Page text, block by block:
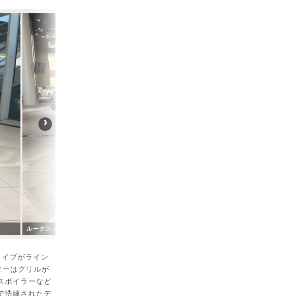
ルークス ハイウェイスター リア（旧型）
プがライン
はグリルが
ポイラーなど
洗練されたデ